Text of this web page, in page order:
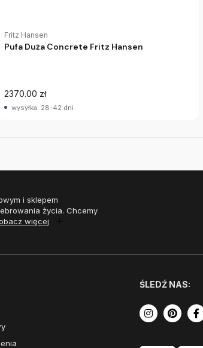
Fritz Hansen
Pufa Duża Concrete Fritz Hansen
2370.00 zł
wysyłka: 28-42 dni
i sklepem
życia. Chcemy
więcej
ŚLEDŹ NAS: